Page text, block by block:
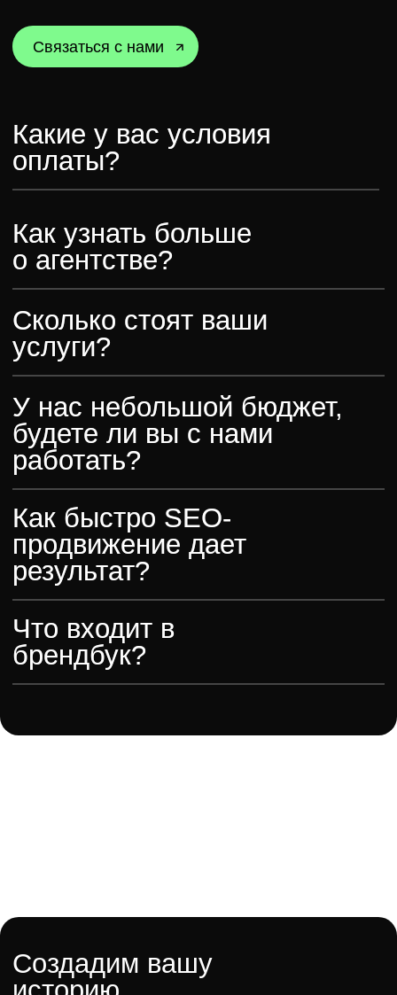
LALUNA
историю
Контакты
г. Москва, БЦ ОКО,
1-й Красногвардейский
проезд, 21 стр. 1
+7 (495) 118-90-73
info@lunadigital.ru
Агентство
Для агентств
О нас
AEO и GEO
Заказчику
Контакты
ООО «ЛАЛУНА
ДИДЖИТАЛ»
ИНН: 7733473882
КПП: 773301001
ОГРН: 1257700375712
ООО «НП-СИСТЕМС»
КПП: 231001001
ОГРН: 1192375041220